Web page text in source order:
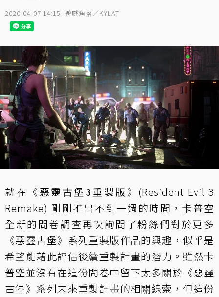
2020-04-07 14:15 遊戲角落／KYLAT
就在《 惡靈古堡3重製版 》(Resident Evil 3
Remake) 剛剛推出不到一週的時間， 卡普空
全新的問卷調查再次詢問了粉絲們對於更多
《惡靈古堡》系列重製版作品的興趣，似乎是
希望能藉此評估後續重製計畫的潛力。雖然卡
普空並沒有在這份問卷中留下太多關於《惡靈
古堡》系列未來重製計畫的相關線索，但這份